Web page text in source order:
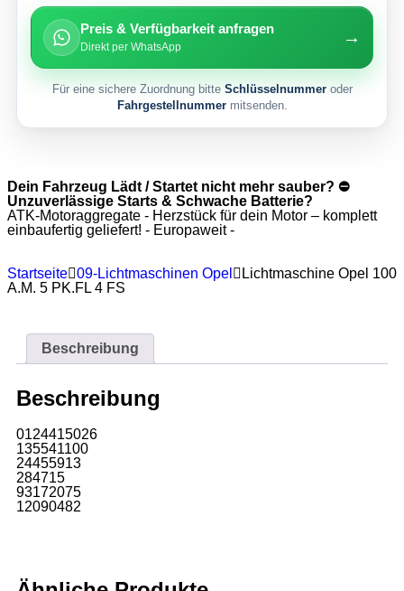
Preis & Verfügbarkeit anfragen
Direkt per WhatsApp →
Für eine sichere Zuordnung bitte Schlüsselnummeroder
Fahrgestellnummermitsenden.
Dein Fahrzeug Lädt / Startet nicht mehr sauber? ⛔
Unzuverlässige Starts & Schwache Batterie?
ATK-Motoraggregate - Herzstück für dein Motor – komplett
einbaufertig geliefert! - Europaweit -
Startseite 09-Lichtmaschinen Opel
Lichtmaschine Opel 100
A.M. 5 PK.FL 4 FS
Beschreibung
Beschreibung
0124415026
135541100
24455913
284715
93172075
12090482